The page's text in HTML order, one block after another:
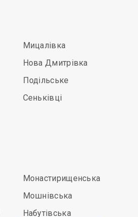
Мицалівка
Нова Дмитрівка
Подільське
Сеньківці
Монастирищенська
Мошнівська
Набутівська